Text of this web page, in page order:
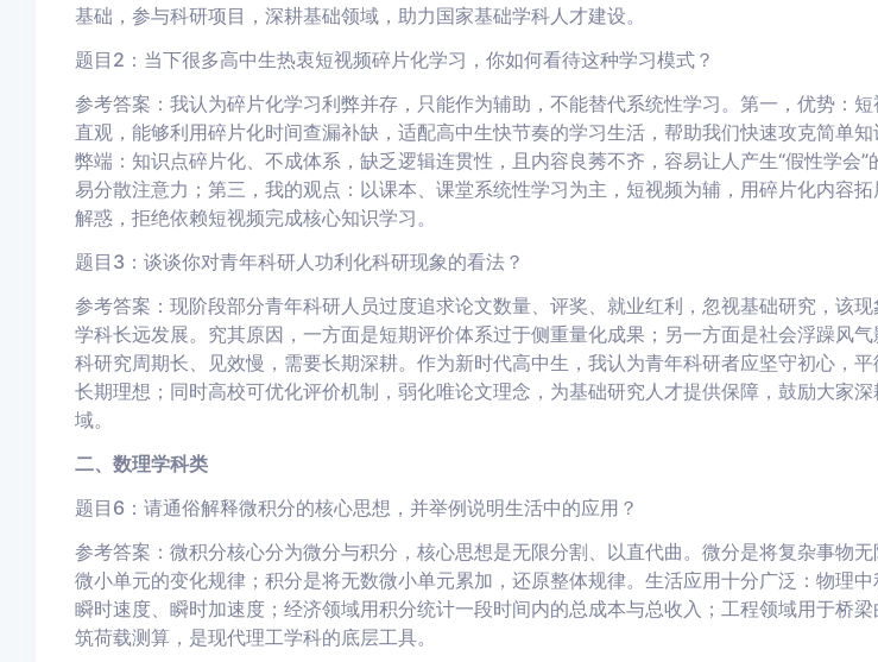
基础，参与科研项目，深耕基础领域，助力国家基础学科人才建设。
题目2：当下很多高中生热衷短视频碎片化学习，你如何看待这种学习模式？
参考答案：我认为碎片化学习利弊并存，只能作为辅助，不能替代系统性学习。第一，优势：
直观，能够利用碎片化时间查漏补缺，适配高中生快节奏的学习生活，帮助我们快速攻克简单知
弊端：知识点碎片化、不成体系，缺乏逻辑连贯性，且内容良莠不齐，容易让人产生“假性学会”
易分散注意力；第三，我的观点：以课本、课堂系统性学习为主，短视频为辅，用碎片化内容
解惑，拒绝依赖短视频完成核心知识学习。
题目3：谈谈你对青年科研人功利化科研现象的看法？
参考答案：现阶段部分青年科研人员过度追求论文数量、评奖、就业红利，忽视基础研究，该
学科长远发展。究其原因，一方面是短期评价体系过于侧重量化成果；另一方面是社会浮躁风
科研究周期长、见效慢，需要长期深耕。作为新时代高中生，我认为青年科研者应坚守初心，
长期理想；同时高校可优化评价机制，弱化唯论文理念，为基础研究人才提供保障，鼓励大家
域。
二、数理学科类
题目6：请通俗解释微积分的核心思想，并举例说明生活中的应用？
参考答案：微积分核心分为微分与积分，核心思想是无限分割、以直代曲。微分是将复杂事物
微小单元的变化规律；积分是将无数微小单元累加，还原整体规律。生活应用十分广泛：物理
瞬时速度、瞬时加速度；经济领域用积分统计一段时间内的总成本与总收入；工程领域用于桥
筑荷载测算，是现代理工学科的底层工具。